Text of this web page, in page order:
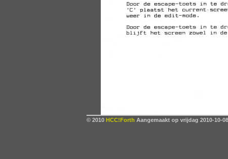
© 2010 HCC!Forth Aangemaakt op vrijdag 2010-10-